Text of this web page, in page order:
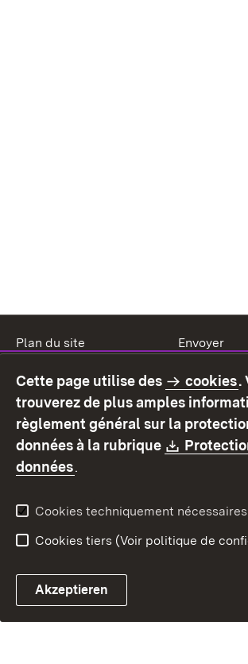
Plan du site
Envoyer
Mode d'emploi
Déclaration
Contact
Signaler un
Cette page utilise des cookies.
trouverez de plus amples
règlement général sur la
données à la rubrique
données.
Cookies techniquement nécessaires
Cookies tiers (Voir politique de
Akzeptieren